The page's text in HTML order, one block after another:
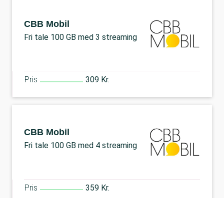
CBB Mobil
Fri tale 100 GB med 3 streaming
Pris 309 Kr.
CBB Mobil
Fri tale 100 GB med 4 streaming
Pris 359 Kr.